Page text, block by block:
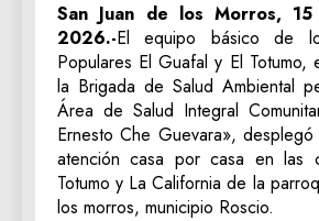
San Juan de los Morros,
2026.-El equipo básico de
Populares El Guafal y El Totumo,
la Brigada de Salud Ambiental
Área de Salud Integral
Ernesto Che Guevara»,
atención casa por casa en las
Totumo y La California de la
los morros, municipio Roscio.